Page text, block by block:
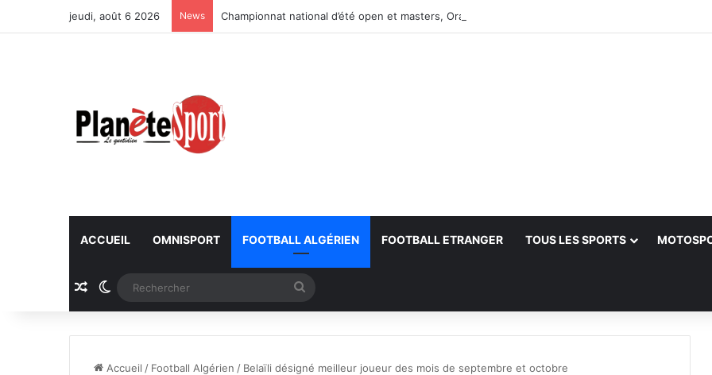
jeudi, août 6 2026 News Championnat national d’été open et masters, Oran-2026 — Le CRB s’adjuge le titre
ACCUEIL OMNISPORT FOOTBALL ALGÉRIEN FOOTBALL ETRANGER TOUS LES SPORTS
Article Aléatoire
Switch skin
Accueil / Football Algérien / Belaïli désigné meilleur joueur des mois de septembre et octobre